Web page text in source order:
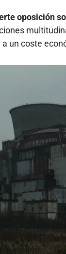
oposición
un coste